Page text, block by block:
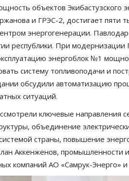
объектов Экибастузского
и ГРЭС-2, достигает пяти
энергогенерации.
республики. При
энергоблок №1
систему топливоподачи и
обсудили автоматизацию
ситуаций.
ключевые направления
объединение
страны, повышение
Аккенженов, промышленности
компаний АО «Самрук-Энерго»